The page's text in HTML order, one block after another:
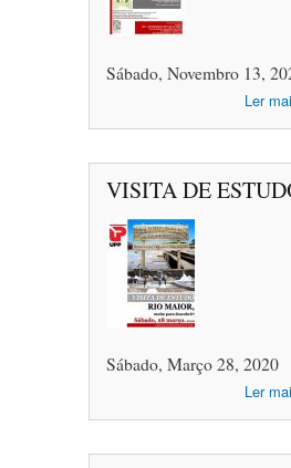
Sábado, Novembro 13,
Ler
VISITA DE
Sábado, Março 28, 2020
Ler